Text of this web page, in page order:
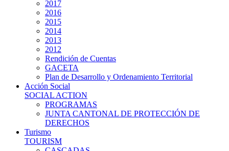
2017
2016
2015
2014
2013
2012
Rendición de Cuentas
GACETA
Plan de Desarrollo y Ordenamiento Territorial
Acción Social
SOCIAL ACTION
PROGRAMAS
JUNTA CANTONAL DE PROTECCIÓN DE
DERECHOS
Turismo
TOURISM